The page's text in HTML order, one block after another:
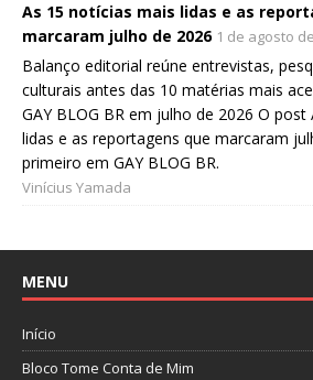
As 15 notícias mais lidas e as
marcaram julho de 2026 1 de agosto
Balanço editorial reúne entrevistas,
culturais antes das 10 matérias mais
GAY BLOG BR em julho de 2026 O
lidas e as reportagens que marcaram
primeiro em GAY BLOG BR.
Vinícius Yamada
MENU
Início
Bloco Tome Conta de Mim